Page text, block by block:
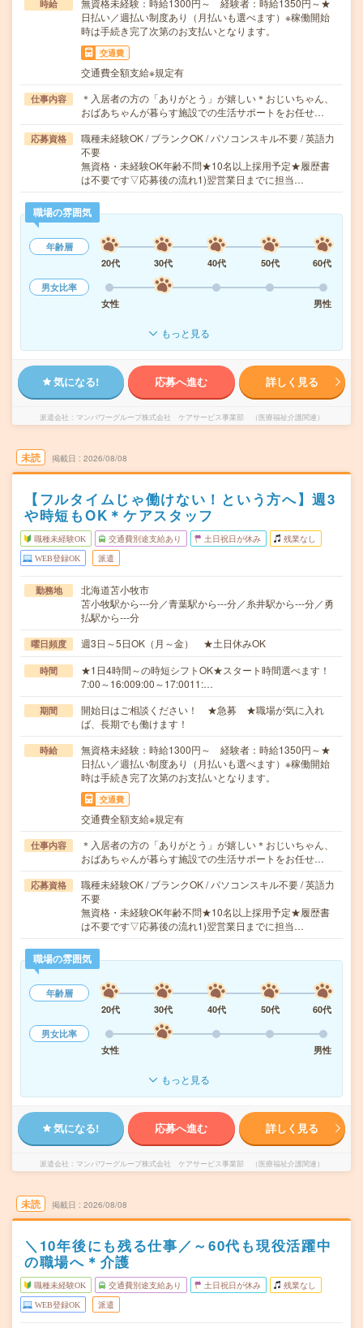
時給
無資格未経験：時給1300円～ 経験者：時給1350円～★
日払い／週払い制度あり（月払いも選べます）※稼働開始
時は手続き完了次第のお支払いとなります。
交通費
交通費全額支給※規定有
仕事内容
＊入居者の方の「ありがとう」が嬉しい＊おじいちゃん、
おばあちゃんが暮らす施設での生活サポートをお任せ…
応募資格
職種未経験OK / ブランクOK / パソコンスキル不要 / 英語力
不要
無資格・未経験OK年齢不問★10名以上採用予定★履歴書
は不要です▽応募後の流れ1)翌営業日までに担当…
職場の雰囲気
年齢層
20代
30代 40代 50代
60代
男女比率
女性
男性
もっと見る
気になる! 応募へ進む 詳しく見る
派遣会社 マンパワーグループ株式会社 ケアサービス事業部 （医療福祉介護関連）
未読 掲載日 2026/08/08
【フルタイムじゃ働けない！という方へ】週3
や時短もOK＊ケアスタッフ
職種未経験OK 交通費別途支給あり 土日祝日が休み 残業なし
WEB登録OK 派遣
勤務地
北海道苫小牧市
苫小牧駅から---分／青葉駅から---分／糸井駅から---分／勇
払駅から---分
曜日頻度 週3日～5日OK（月～金） ★土日休みOK
時間
★1日4時間～の時短シフトOK★スタート時間選べます！
7:00～16:009:00～17:0011:…
期間
開始日はご相談ください！ ★急募 ★職場が気に入れ
ば、長期でも働けます！
時給
無資格未経験：時給1300円～ 経験者：時給1350円～★
日払い／週払い制度あり（月払いも選べます）※稼働開始
時は手続き完了次第のお支払いとなります。
交通費
交通費全額支給※規定有
仕事内容
＊入居者の方の「ありがとう」が嬉しい＊おじいちゃん、
おばあちゃんが暮らす施設での生活サポートをお任せ…
応募資格
職種未経験OK / ブランクOK / パソコンスキル不要 / 英語力
不要
無資格・未経験OK年齢不問★10名以上採用予定★履歴書
は不要です▽応募後の流れ1)翌営業日までに担当…
職場の雰囲気
年齢層
20代
30代 40代 50代
60代
男女比率
女性
男性
もっと見る
気になる! 応募へ進む 詳しく見る
派遣会社 マンパワーグループ株式会社 ケアサービス事業部 （医療福祉介護関連）
未読 掲載日 2026/08/08
＼10年後にも残る仕事／～60代も現役活躍中
の職場へ＊介護
職種未経験OK 交通費別途支給あり 土日祝日が休み 残業なし
WEB登録OK 派遣